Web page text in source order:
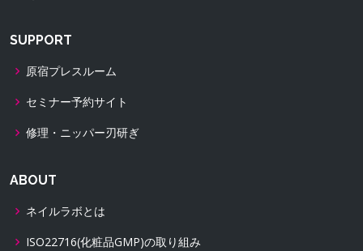
SUPPORT
原宿プレスルーム
セミナー予約サイト
修理・ニッパー刃研ぎ
ABOUT
ネイルラボとは
ISO22716(化粧品GMP)の取り組み